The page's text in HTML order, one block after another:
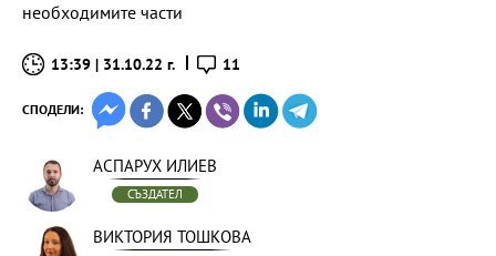
необходимите части
13:39 | 31.10.22 г. 11
СПОДЕЛИ:
АСПАРУХ ИЛИЕВ
СЪЗДАТЕЛ
ВИКТОРИЯ ТОШКОВА